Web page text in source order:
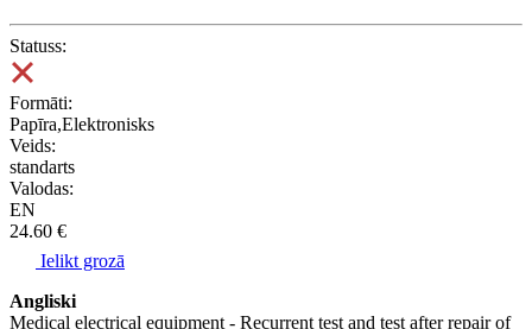
Statuss:
Formāti:
Papīra,Elektronisks
Veids:
standarts
Valodas:
EN
24.60 €
Ielikt grozā
Angliski
Medical electrical equipment - Recurrent test and test after repair of